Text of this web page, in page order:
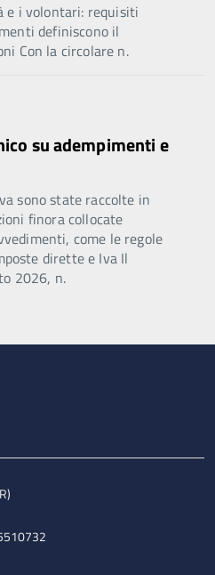
e i volontari: requisiti
definiscono il
Con la circolare n.
su adempimenti e
sono state raccolte in
finora collocate
come le regole
dirette e Iva Il
2026, n.